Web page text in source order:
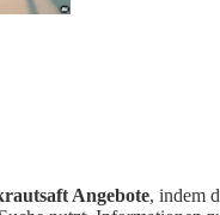
Angebote, indem